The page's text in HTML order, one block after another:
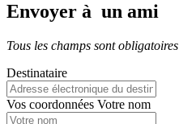
Envoyer à un ami
Tous les champs sont obligatoires
Destinataire
Vos coordonnées Votre nom